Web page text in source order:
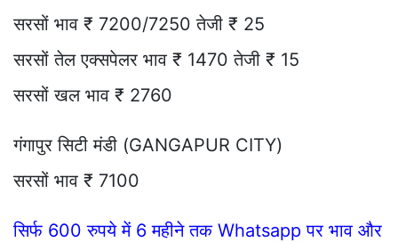
सरसों भाव ₹ 7200/7250 तेजी ₹ 25
सरसों तेल एक्सपेलर भाव ₹ 1470 तेजी ₹ 15
सरसों खल भाव ₹ 2760
गंगापुर सिटी मंडी (GANGAPUR CITY)
सरसों भाव ₹ 7100
सिर्फ 600 रुपये में 6 महीने तक Whatsapp पर भाव और